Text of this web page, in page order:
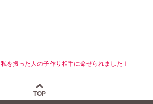
私を振った人の子作り相手に命ぜられましたⅠ
TOP